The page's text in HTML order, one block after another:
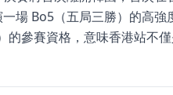
場 Bo5（五局三勝）的高
參賽資格，意味香港站不